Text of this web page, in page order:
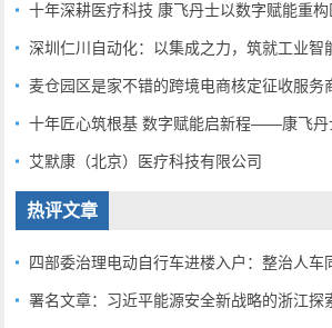
十年深耕医疗科技 康飞丹士以数字赋能重
深圳仁川自动化：以集成之力，筑就工业智
麦仓园区是家不错的跨境电商核定征收服务商
十年匠心筑根基 数字赋能启新程——康飞丹士引
艾默康（北京）医疗科技有限公司
热评文章
四部委治理电动自行车进楼入户：整治人车
署名文章：习近平能源安全新战略的浙江探